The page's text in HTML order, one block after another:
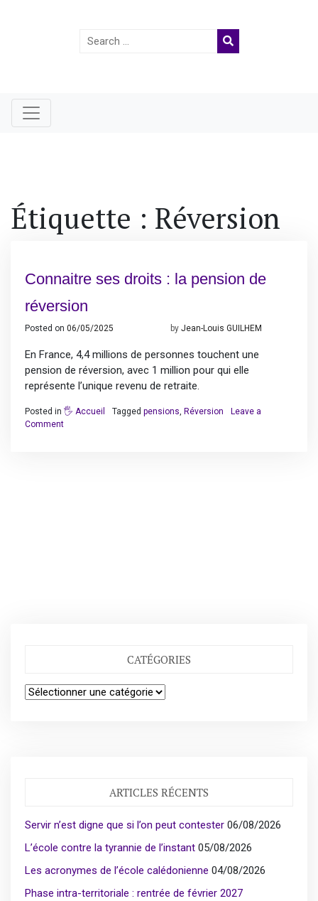
Search
Étiquette : Réversion
Connaitre ses droits : la pension de
réversion
Posted on 06/05/2025 by Jean-Louis GUILHEM
En France, 4,4 millions de personnes touchent une
pension de réversion, avec 1 million pour qui elle
représente l’unique revenu de retraite.
Posted in 🖐️ Accueil Tagged pensions Réversion
Leave a
Commenton
CATÉGORIES
Catégories
ARTICLES RÉCENTS
Servir n’est digne que si l’on peut contester 06/08/2026
L’école contre la tyrannie de l’instant 05/08/2026
Les acronymes de l’école calédonienne 04/08/2026
Phase intra-territoriale : rentrée de février 2027